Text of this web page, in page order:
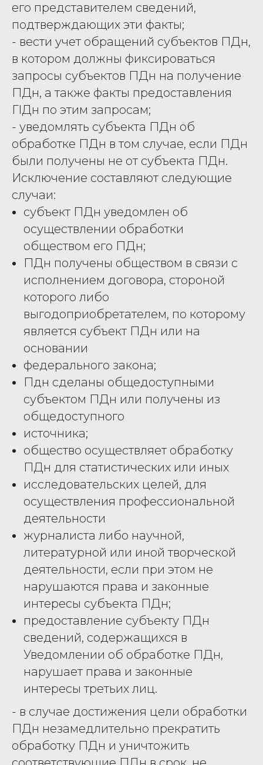
его представителем сведений,
подтверждающих эти факты;
- вести учет обращений субъектов ПДн,
в котором должны фиксироваться
запросы субъектов ПДн на получение
ПДн, а также факты предоставления
ГlДн по этим запросам;
- уведомлять субъекта ПДн об
обработке ПДн в том случае, если ПДн
были получены не от субъекта ПДн.
Исключение составляют следующие
случаи:
субъект ПДн уведомлен об
осуществлении обработки
обществом его ПДн;
ПДн получены обществом в связи с
исполнением договора, стороной
которого либо
выгодоприобретателем, по которому
является субъект ПДн или на
основании
федерального закона;
Пдн сделаны общедоступными
субъектом ПДн или получены из
общедоступного
источника;
общество осуществляет обработку
ПДн для статистических или иных
исследовательских целей, для
осуществления профессиональной
деятельности
журналиста либо научной,
литературной или иной творческой
деятельности, если при этом не
нарушаются права и законные
интересы субъекта ПДн;
предоставление субъекту ПДн
сведений, содержащихся в
Уведомлении об обработке ПДн,
нарушает права и законные
интересы третьих лиц.
- в случае достижения цели обработки
ПДн незамедлительно прекратить
обработку ПДн и уничтожить